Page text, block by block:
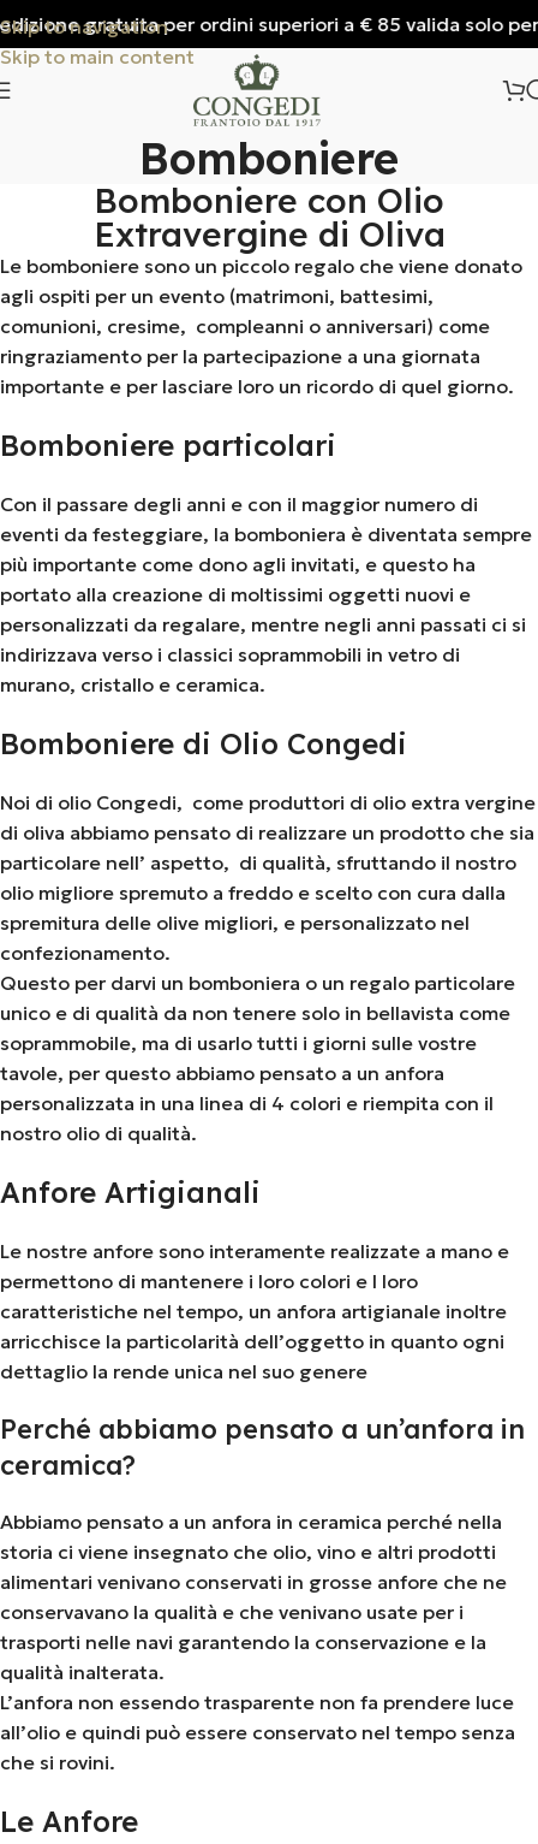
Skip to navigation
Skip to main content
gratuita per ordini superiori a € 85 valida solo per
Bomboniere
Bomboniere con Olio
Extravergine di Oliva
Le bomboniere sono un piccolo regalo che viene donato
agli ospiti per un evento (matrimoni, battesimi,
comunioni, cresime, compleanni o anniversari) come
ringraziamento per la partecipazione a una giornata
importante e per lasciare loro un ricordo di quel giorno.
Bomboniere particolari
Con il passare degli anni e con il maggior numero di
eventi da festeggiare, la bomboniera è diventata sempre
più importante come dono agli invitati, e questo ha
portato alla creazione di moltissimi oggetti nuovi e
personalizzati da regalare, mentre negli anni passati ci si
indirizzava verso i classici soprammobili in vetro di
murano, cristallo e ceramica.
Bomboniere di Olio Congedi
Noi di olio Congedi, come produttori di olio extra vergine
di oliva abbiamo pensato di realizzare un prodotto che sia
particolare nell’ aspetto, di qualità, sfruttando il nostro
olio migliore spremuto a freddo e scelto con cura dalla
spremitura delle olive migliori, e personalizzato nel
confezionamento.
Questo per darvi un bomboniera o un regalo particolare
unico e di qualità da non tenere solo in bellavista come
soprammobile, ma di usarlo tutti i giorni sulle vostre
tavole, per questo abbiamo pensato a un anfora
personalizzata in una linea di 4 colori e riempita con il
nostro olio di qualità.
Anfore Artigianali
Le nostre anfore sono interamente realizzate a mano e
permettono di mantenere i loro colori e l loro
caratteristiche nel tempo, un anfora artigianale inoltre
arricchisce la particolarità dell’oggetto in quanto ogni
dettaglio la rende unica nel suo genere
Perché abbiamo pensato a un’anfora in
ceramica?
Abbiamo pensato a un anfora in ceramica perché nella
storia ci viene insegnato che olio, vino e altri prodotti
alimentari venivano conservati in grosse anfore che ne
conservavano la qualità e che venivano usate per i
trasporti nelle navi garantendo la conservazione e la
qualità inalterata.
L’anfora non essendo trasparente non fa prendere luce
all’olio e quindi può essere conservato nel tempo senza
che si rovini.
Le Anfore